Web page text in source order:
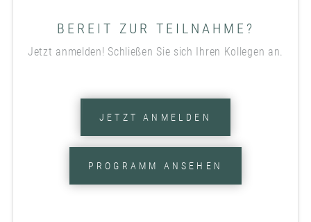
BEREIT ZUR TEILNAHME?
Jetzt anmelden! Schließen Sie sich Ihren Kollegen an.
JETZT ANMELDEN
PROGRAMM ANSEHEN